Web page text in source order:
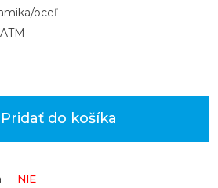
oceľ
Pridať do košíka
NIE